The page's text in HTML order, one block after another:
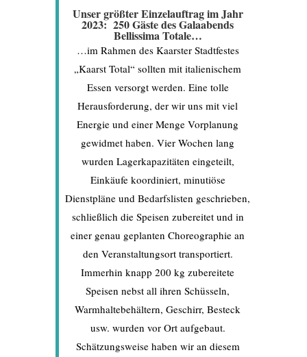
Unser größter Einzelauftrag im Jahr
2023: 250 Gäste des Galaabends
Bellissima Totale…
…im Rahmen des Kaarster Stadtfestes
„Kaarst Total“ sollten mit italienischem
Essen versorgt werden. Eine tolle
Herausforderung, der wir uns mit viel
Energie und einer Menge Vorplanung
gewidmet haben. Vier Wochen lang
wurden Lagerkapazitäten eingeteilt,
Einkäufe koordiniert, minutiöse
Dienstpläne und Bedarfslisten geschrieben,
schließlich die Speisen zubereitet und in
einer genau geplanten Choreographie an
den Veranstaltungsort transportiert.
Immerhin knapp 200 kg zubereitete
Speisen nebst all ihren Schüsseln,
Warmhaltebehältern, Geschirr, Besteck
usw. wurden vor Ort aufgebaut.
Schätzungsweise haben wir an diesem